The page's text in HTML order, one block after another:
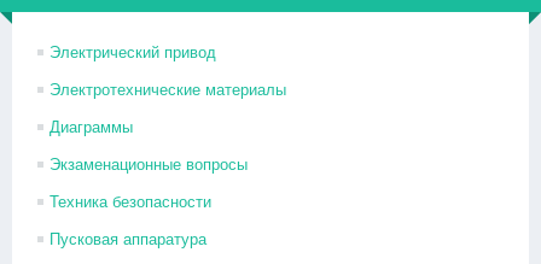
Электрический привод
Электротехнические материалы
Диаграммы
Экзаменационные вопросы
Техника безопасности
Пусковая аппаратура